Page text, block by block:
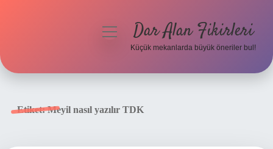
menüyüDar Alan Fikirleri
Küçük mekanlarda büyük öneriler bul!
Etiket:Meyil nasıl yazılır TDK